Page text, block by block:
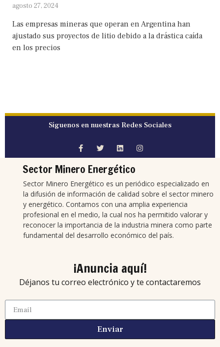
agosto 27, 2024
Las empresas mineras que operan en Argentina han
ajustado sus proyectos de litio debido a la drástica caída
en los precios
Síguenos en nuestras Redes Sociales
Sector Minero Energético
Sector Minero Energético es un periódico especializado en
la difusión de información de calidad sobre el sector minero
y energético. Contamos con una amplia experiencia
profesional en el medio, la cual nos ha permitido valorar y
reconocer la importancia de la industria minera como parte
fundamental del desarrollo económico del país.
¡Anuncia aquí!
Déjanos tu correo electrónico y te contactaremos
Enviar